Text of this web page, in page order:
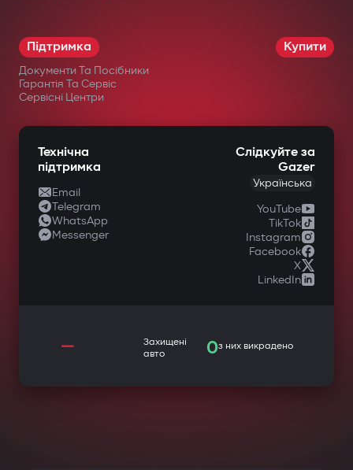
Підтримка
Документи Та Посібники
Гарантія Та Сервіс
Сервісні Центри
Купити
Технічна
підтримка
Email
Telegram
WhatsApp
Messenger
Слідкуйте за
Gazer
Українська
YouTube
TikTok
Instagram
Facebook
X
LinkedIn
—
Захищені
авто
0з них викрадено